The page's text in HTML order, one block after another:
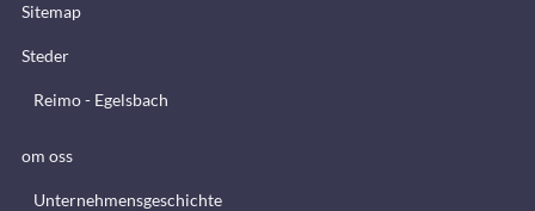
Sitemap
Steder
Reimo - Egelsbach
om oss
Unternehmensgeschichte